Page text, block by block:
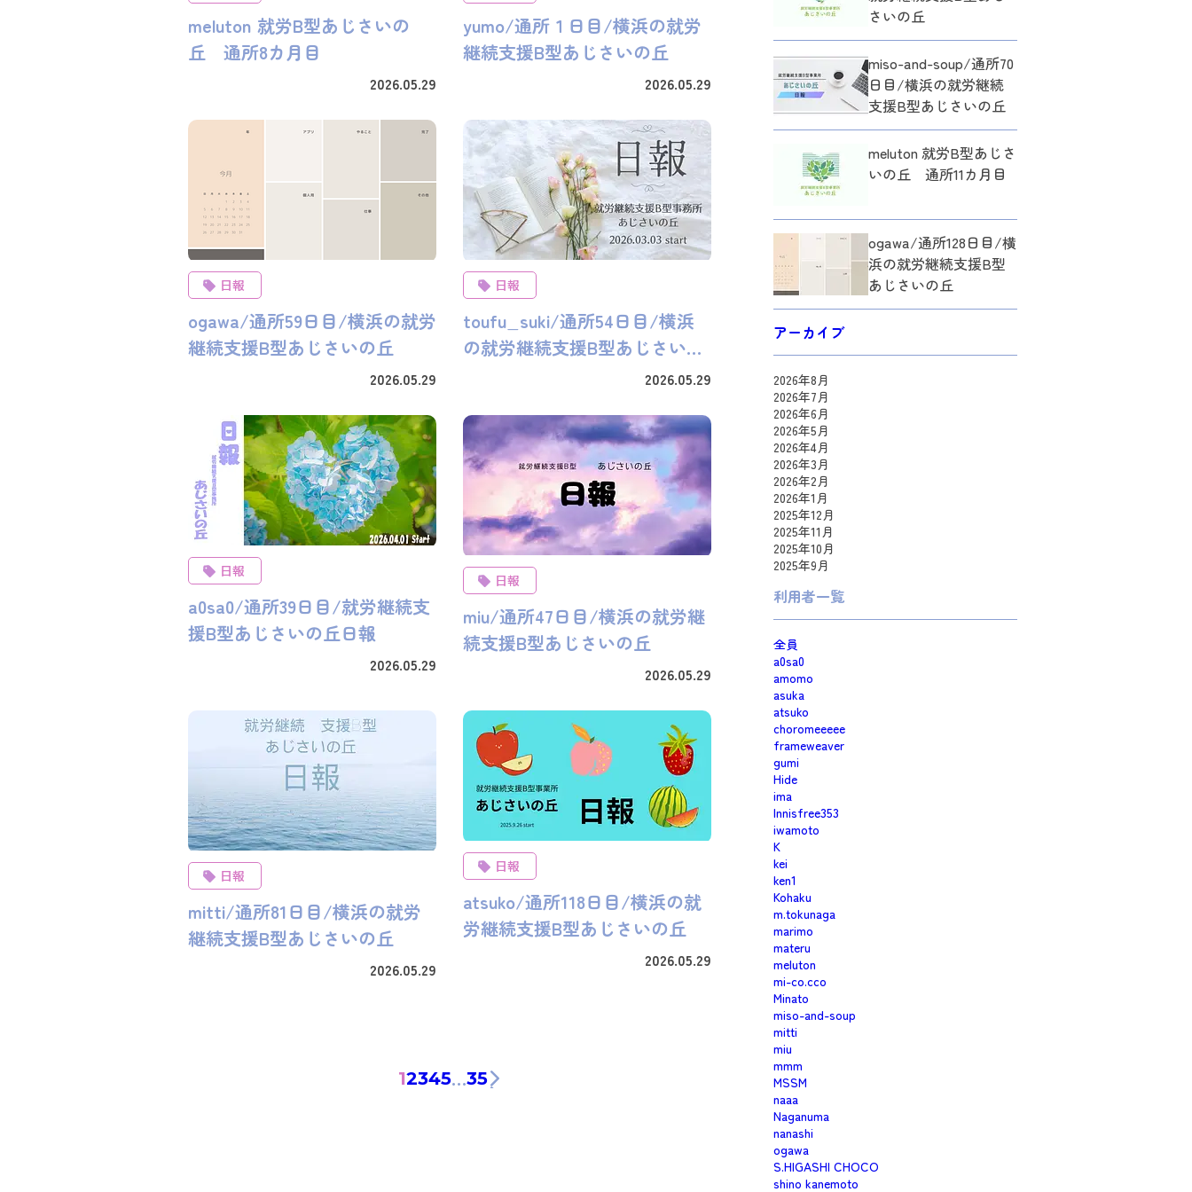
meluton 就労B型あじさいの
丘 通所8カ月目
2026.05.29
yumo/通所１日目/横浜の就労
継続支援B型あじさいの丘
2026.05.29
日報
ogawa/通所59日目/横浜の就労
継続支援B型あじさいの丘
2026.05.29
日報
toufu_suki/通所54日目/横浜
の就労継続支援B型あじさいの
2026.05.29
日報
a0sa0/通所39日目/就労継続支
援B型あじさいの丘日報
2026.05.29
日報
miu/通所47日目/横浜の就労継
続支援B型あじさいの丘
2026.05.29
日報
mitti/通所81日目/横浜の就労
継続支援B型あじさいの丘
2026.05.29
日報
atsuko/通所118日目/横浜の就
労継続支援B型あじさいの丘
2026.05.29
12345…35
さいの丘
miso-and-soup/通所70
日目/横浜の就労継続
支援B型あじさいの丘
meluton 就労B型あじさ
いの丘 通所11カ月目
ogawa/通所128日目/横
浜の就労継続支援B型
あじさいの丘
アーカイブ
2026年8月
2026年7月
2026年6月
2026年5月
2026年4月
2026年3月
2026年2月
2026年1月
2025年12月
2025年11月
2025年10月
2025年9月
利用者一覧
全員
a0sa0
amomo
asuka
atsuko
choromeeeee
frameweaver
gumi
Hide
ima
Innisfree353
iwamoto
K
kei
ken1
Kohaku
m.tokunaga
marimo
materu
meluton
mi-co.cco
Minato
miso-and-soup
mitti
miu
mmm
MSSM
naaa
Naganuma
nanashi
ogawa
S.HIGASHI CHOCO
shino kanemoto